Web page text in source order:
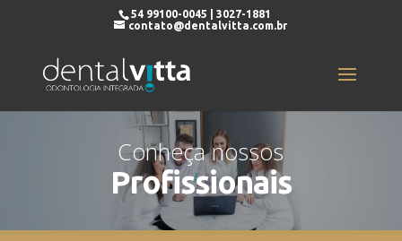
54 99100-0045 | 3027-1881
contato@dentalvitta.com.br
Conheça nossos
Profissionais